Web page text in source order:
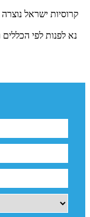
קרוסיות ישראל
נא לפנות לפי